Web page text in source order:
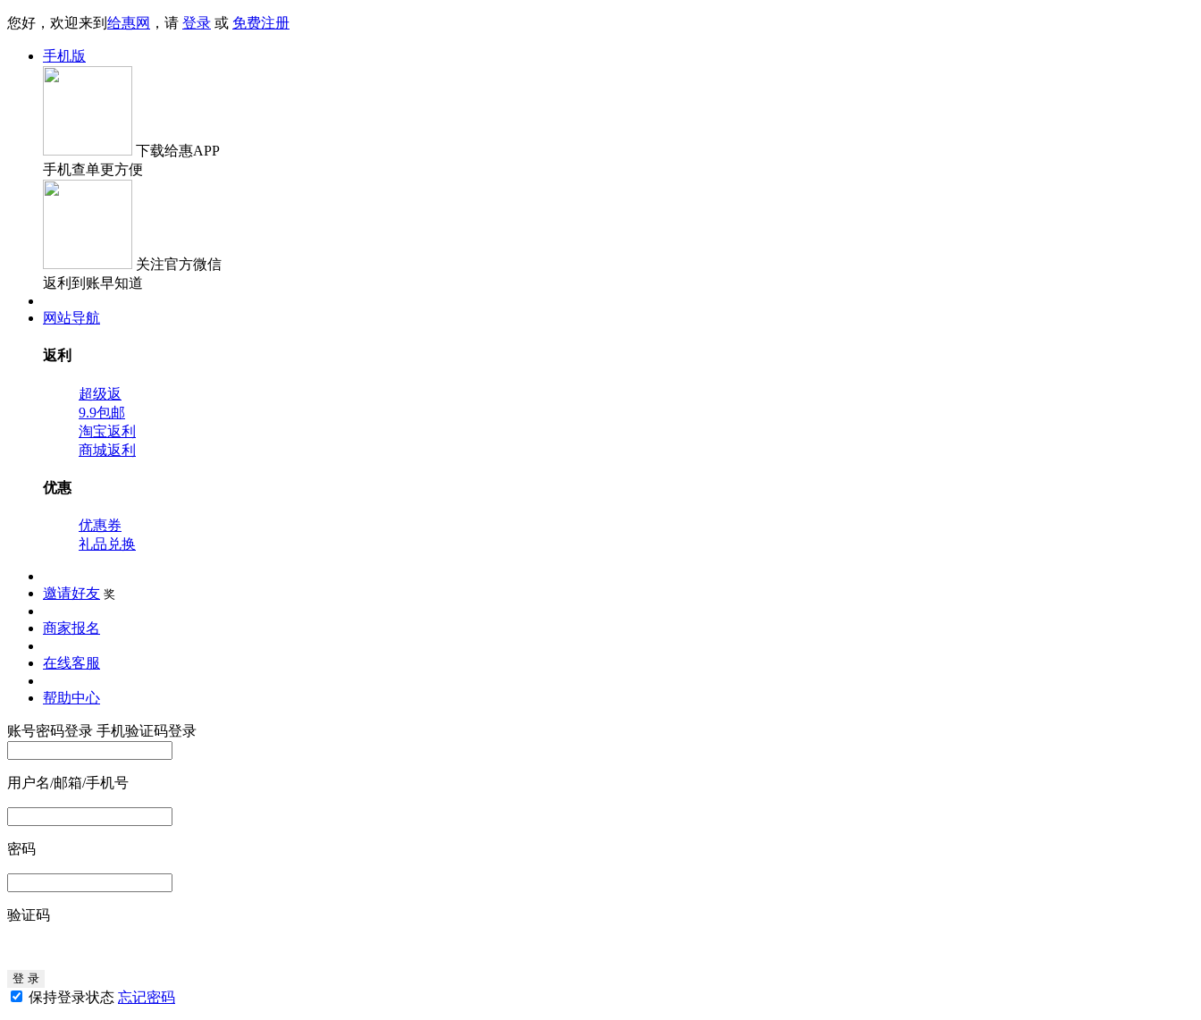
您好，欢迎来到 给惠网 ，请 登录 或 免费注册
手机版
下载给惠APP
手机查单更方便
关注官方微信
返利到账早知道
网站导航
返利
超级返
9.9包邮
淘宝返利
商城返利
优惠
优惠券
礼品兑换
邀请好友 奖
商家报名
在线客服
帮助中心
账号密码登录 手机验证码登录
用户名/邮箱/手机号
密码
验证码
保持登录状态 忘记密码